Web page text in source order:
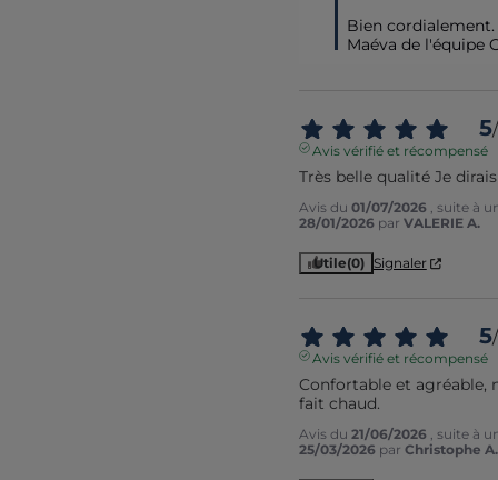
Bien cordialement.
Maéva de l'équipe
5/
Avis vérifié et récompensé
Très belle qualité Je
Avis du 01/07/2026 , suite à
28/01/2026 par VALERIE A.
Utile(0) Signaler
5/
Avis vérifié et récompensé
Confortable et agréable,
fait chaud.
Avis du 21/06/2026 , suite à
25/03/2026 par Christophe A.